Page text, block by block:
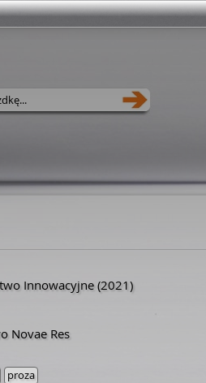
Innowacyjne(2021)
Novae Res
proza